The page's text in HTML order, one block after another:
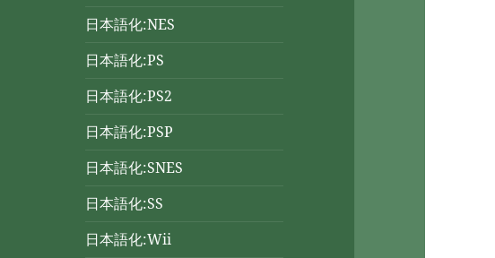
日本語化:NES
日本語化:PS
日本語化:PS2
日本語化:PSP
日本語化:SNES
日本語化:SS
日本語化:Wii